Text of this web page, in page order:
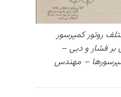
روتور کمپرسور
بر فشار و دبی –
– مهندس